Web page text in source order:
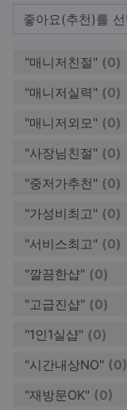
"매니저친절" (0)
"매니저실력" (0)
"매니저외모" (0)
"사장님친절" (0)
"중저가추천" (0)
"가성비최고" (0)
"서비스최고" (0)
"깔끔한샵" (0)
"고급진샵" (0)
"1인1실샵" (0)
"시간내상NO" (0)
"재방문OK" (0)